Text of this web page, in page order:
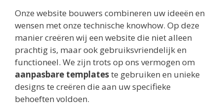
Onze website bouwers combineren uw ideeën en
wensen met onze technische knowhow. Op deze
manier creëren wij een website die niet alleen
prachtig is, maar ook gebruiksvriendelijk en
functioneel. We zijn trots op ons vermogen om
aanpasbare templateste gebruiken en unieke
designs te creëren die aan uw specifieke
behoeften voldoen.